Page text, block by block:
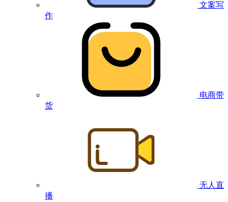
文案写
作
电商带
货
无人直
播